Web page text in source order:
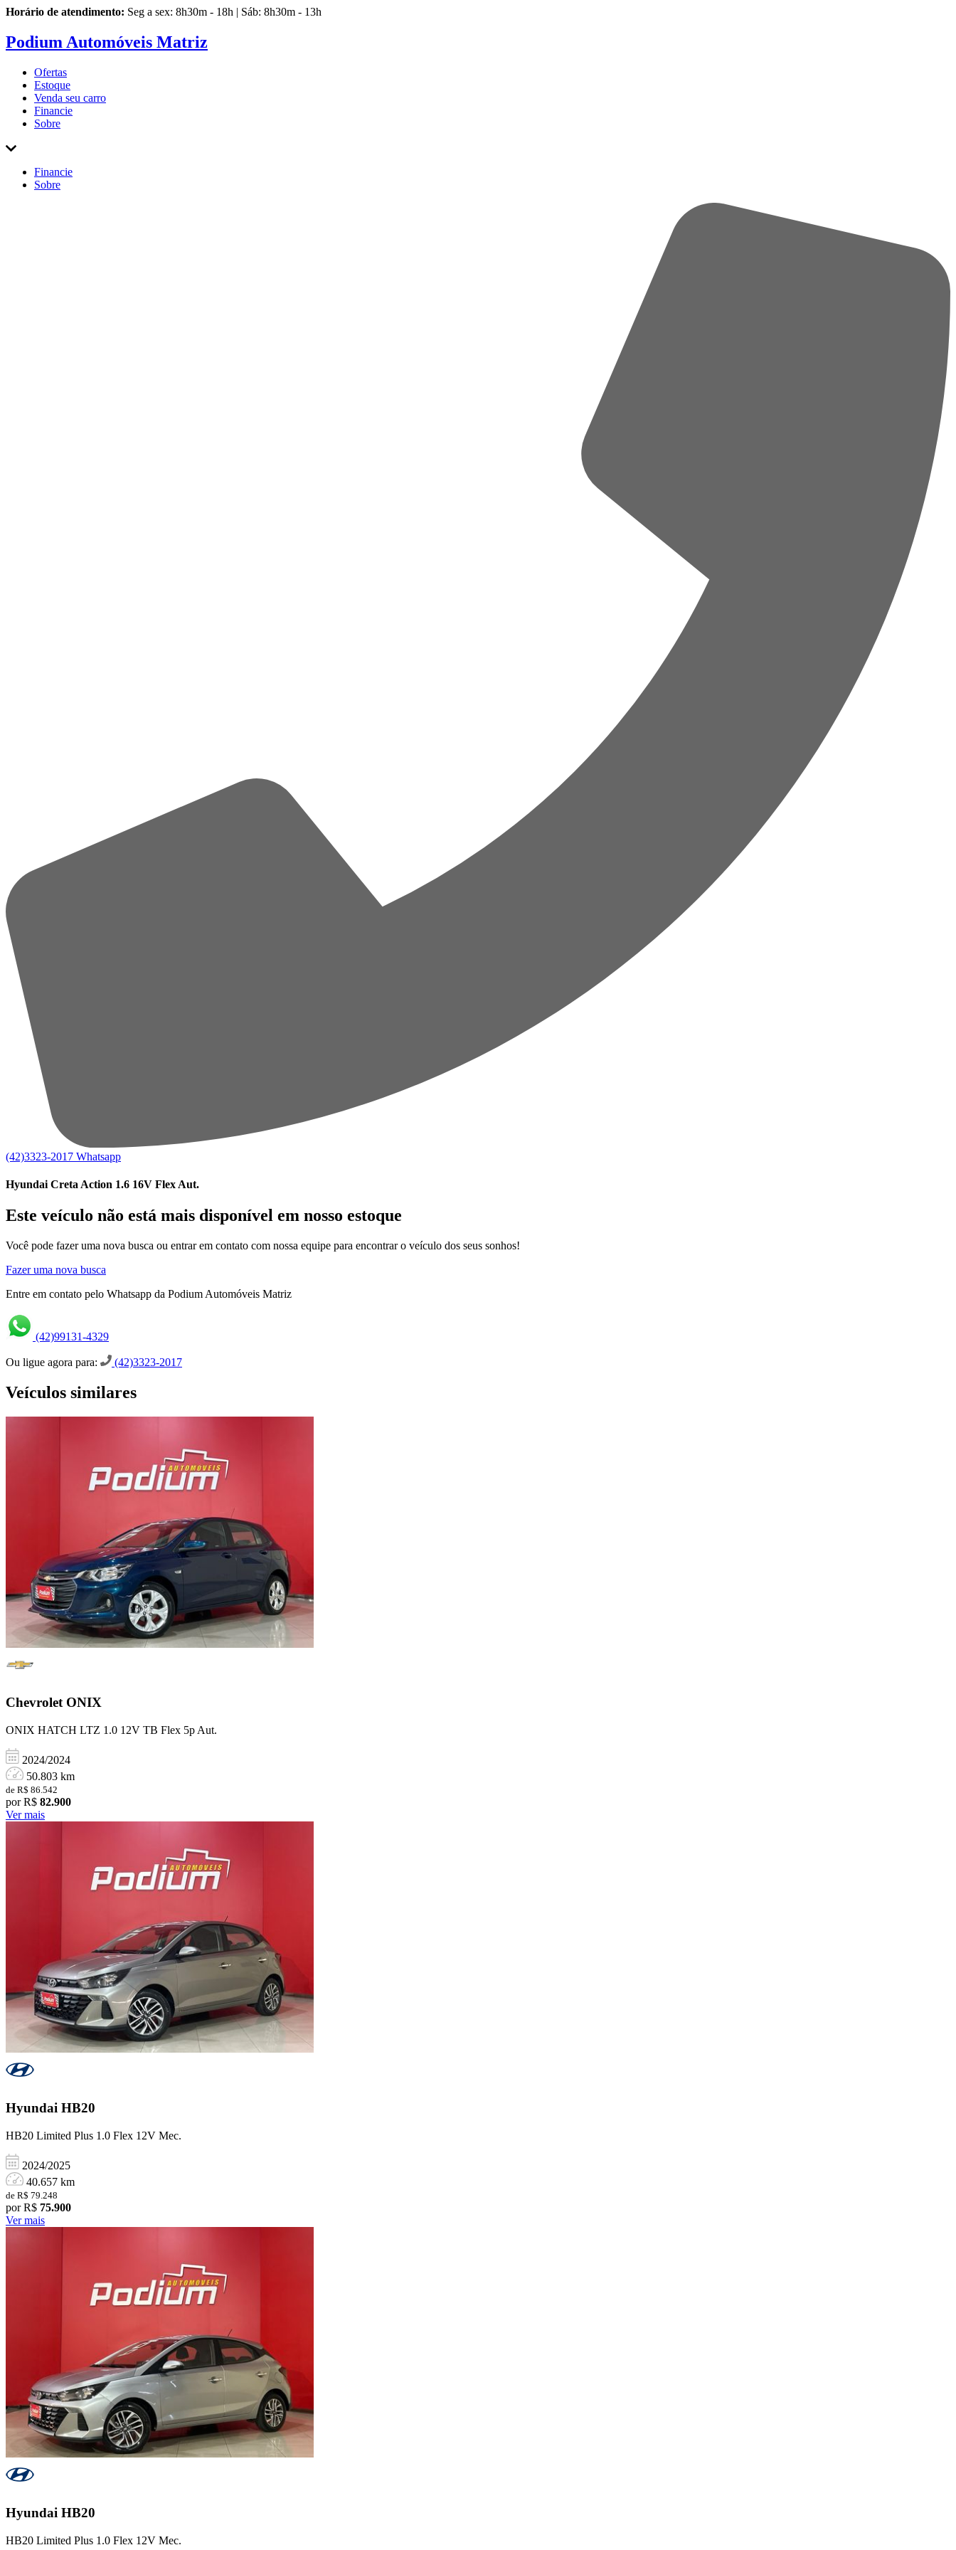
Horário de atendimento: Seg a sex: 8h30m - 18h | Sáb: 8h30m - 13h
Podium Automóveis Matriz
Ofertas
Estoque
Venda seu carro
Financie
Sobre
Financie
Sobre
(42)3323-2017 Whatsapp
Hyundai Creta Action 1.6 16V Flex Aut.
Este veículo não está mais disponível em nosso estoque
Você pode fazer uma nova busca ou entrar em contato com nossa equipe para encontrar o veículo dos seus sonhos!
Fazer uma nova busca
Entre em contato pelo Whatsapp da Podium Automóveis Matriz
(42)99131-4329
Ou ligue agora para: (42)3323-2017
Veículos similares
Chevrolet ONIX
ONIX HATCH LTZ 1.0 12V TB Flex 5p Aut.
2024/2024
50.803 km
de R$ 86.542
por R$ 82.900
Ver mais
Hyundai HB20
HB20 Limited Plus 1.0 Flex 12V Mec.
2024/2025
40.657 km
de R$ 79.248
por R$ 75.900
Ver mais
Hyundai HB20
HB20 Limited Plus 1.0 Flex 12V Mec.